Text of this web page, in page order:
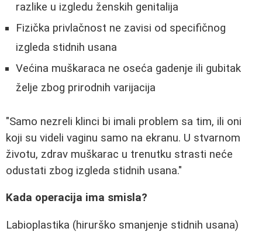
razlike u izgledu ženskih genitalija
Fizička privlačnost ne zavisi od specifičnog
izgleda stidnih usana
Većina muškaraca ne oseća gadenje ili gubitak
želje zbog prirodnih varijacija
"Samo nezreli klinci bi imali problem sa tim, ili oni
koji su videli vaginu samo na ekranu. U stvarnom
životu, zdrav muškarac u trenutku strasti neće
odustati zbog izgleda stidnih usana."
Kada operacija ima smisla?
Labioplastika (hirurško smanjenje stidnih usana)